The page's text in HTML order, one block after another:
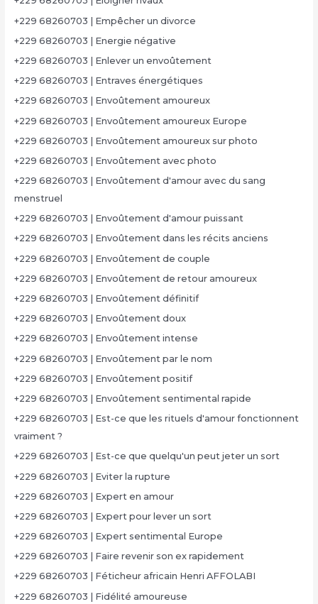
+229 68260703 | Empêcher un divorce
+229 68260703 | Energie négative
+229 68260703 | Enlever un envoûtement
+229 68260703 | Entraves énergétiques
+229 68260703 | Envoûtement amoureux
+229 68260703 | Envoûtement amoureux Europe
+229 68260703 | Envoûtement amoureux sur photo
+229 68260703 | Envoûtement avec photo
+229 68260703 | Envoûtement d'amour avec du sang
menstruel
+229 68260703 | Envoûtement d'amour puissant
+229 68260703 | Envoûtement dans les récits anciens
+229 68260703 | Envoûtement de couple
+229 68260703 | Envoûtement de retour amoureux
+229 68260703 | Envoûtement définitif
+229 68260703 | Envoûtement doux
+229 68260703 | Envoûtement intense
+229 68260703 | Envoûtement par le nom
+229 68260703 | Envoûtement positif
+229 68260703 | Envoûtement sentimental rapide
+229 68260703 | Est-ce que les rituels d'amour fonctionnent
vraiment ?
+229 68260703 | Est-ce que quelqu'un peut jeter un sort
+229 68260703 | Eviter la rupture
+229 68260703 | Expert en amour
+229 68260703 | Expert pour lever un sort
+229 68260703 | Expert sentimental Europe
+229 68260703 | Faire revenir son ex rapidement
+229 68260703 | Féticheur africain Henri AFFOLABI
+229 68260703 | Fidélité amoureuse